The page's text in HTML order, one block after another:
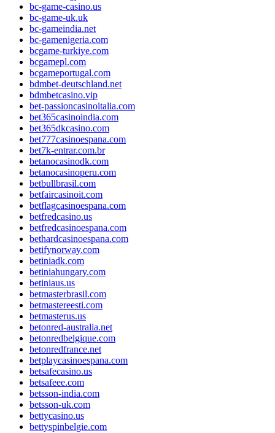
bc-game-casino.us
bc-game-uk.uk
bc-gameindia.net
bc-gamenigeria.com
bcgame-turkiye.com
bcgamepl.com
bcgameportugal.com
bdmbet-deutschland.net
bdmbetcasino.vip
bet-passioncasinoitalia.com
bet365casinoindia.com
bet365dkcasino.com
bet777casinoespana.com
bet7k-entrar.com.br
betanocasinodk.com
betanocasinoperu.com
betbullbrasil.com
betfaircasinoit.com
betflagcasinoespana.com
betfredcasino.us
betfredcasinoespana.com
bethardcasinoespana.com
betifynorway.com
betiniadk.com
betiniahungary.com
betiniaus.us
betmasterbrasil.com
betmastereesti.com
betmasterus.us
betonred-australia.net
betonredbelgique.com
betonredfrance.net
betplaycasinoespana.com
betsafecasino.us
betsafeee.com
betsson-india.com
betsson-uk.com
bettycasino.us
bettyspinbelgie.com